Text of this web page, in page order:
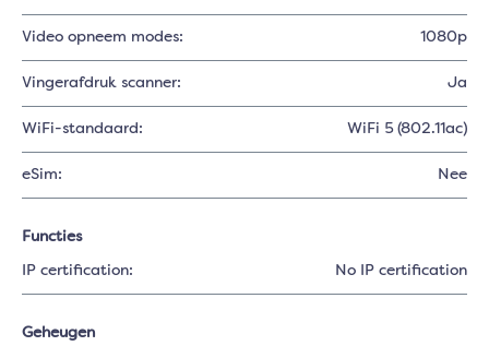
Video opneem modes: 1080p
Vingerafdruk scanner: Ja
WiFi-standaard: WiFi 5 (802.11ac)
eSim: Nee
Functies
IP certification: No IP certification
Geheugen